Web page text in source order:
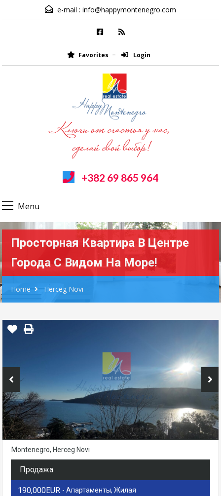
e-mail : info@happymontenegro.com
Favorites Login
+382 69 865 964
Menu
Просторная Квартира В Центре
Города С Видом На Море!
Home Herceg Novi
Montenegro, Herceg Novi
Продажа
190,000EUR - Апартаменты, Жилая